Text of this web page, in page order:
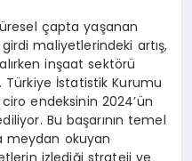
çapta yaşanan
maliyetlerindeki artış,
inşaat sektörü
Türkiye İstatistik Kurumu
endeksinin 2024’ün
Bu başarının temel
meydan okuyan